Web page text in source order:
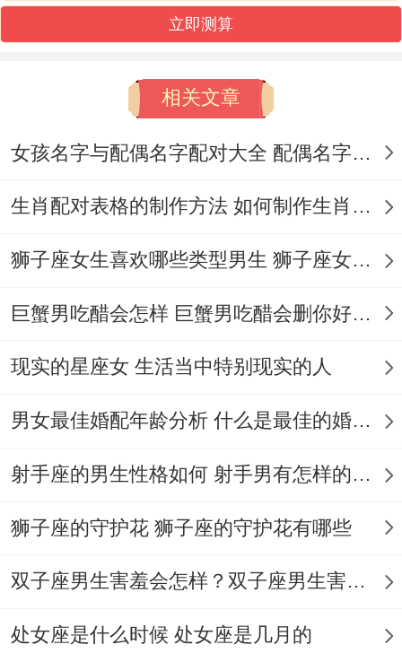
许会聊起新兴行业的股权认购机会。不过记
住，今天适合用“试水心态”处理财务，比如
拿可承受损失的金额买张，说不定用零钱参
与众筹项目。
睡前记得把支付宝的自动理财功能打开，明
日收益会比今天多出0.3%哦！
地铁站扶梯上那个穿格子衬衫的人也许会在
你掏交通卡时帮忙捡起掉落的钥匙扣。别用
动漫徽章开启焦点——你们喜欢的居然是同
一部冷门番剧！
顺路去便利店买第二杯半价的冰淇淋”.
有伴侣的今晚别安排常规约会。
另一半说想看爱情片?偏要拽TA去体验密室
立即测算
相关文章
女孩名字与配偶名字配对大全 配偶名字配对女孩版
生肖配对表格的制作方法 如何制作生肖配对表格
狮子座女生喜欢哪些类型男生 狮子座女生喜欢哪种男生
巨蟹男吃醋会怎样 巨蟹男吃醋会删你好友吗
现实的星座女 生活当中特别现实的人
男女最佳婚配年龄分析 什么是最佳的婚配年龄吗
射手座的男生性格如何 射手男有怎样的性格
狮子座的守护花 狮子座的守护花有哪些
双子座男生害羞会怎样？双子座男生害羞的表现 双子座男生害羞会怎么样
处女座是什么时候 处女座是几月的